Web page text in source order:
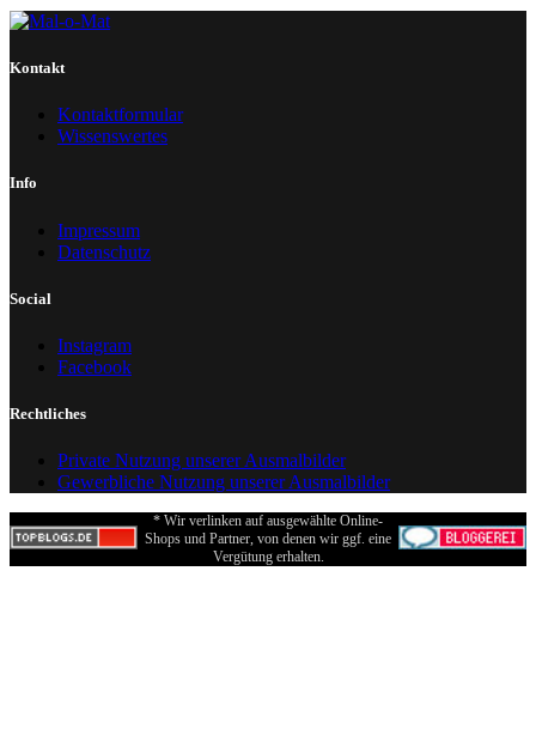
Kontakt
Kontaktformular
Wissenswertes
Info
Impressum
Datenschutz
Social
Instagram
Facebook
Rechtliches
Private Nutzung unserer Ausmalbilder
Gewerbliche Nutzung unserer Ausmalbilder
* Wir verlinken auf ausgewählte Online-
Shops und Partner, von denen wir ggf. eine
Vergütung erhalten.